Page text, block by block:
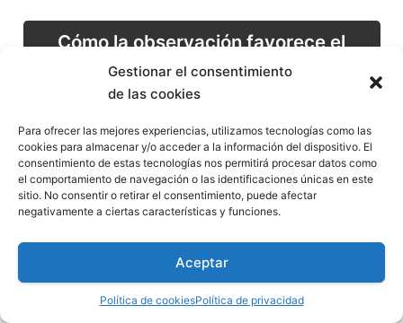
Gestionar el consentimiento
de las cookies
Para ofrecer las mejores experiencias, utilizamos tecnologías como las
cookies para almacenar y/o acceder a la información del dispositivo. El
consentimiento de estas tecnologías nos permitirá procesar datos como
el comportamiento de navegación o las identificaciones únicas en este
sitio. No consentir o retirar el consentimiento, puede afectar
negativamente a ciertas características y funciones.
Aceptar
Política de cookiesPolítica de privacidad
Cómo la‌ observación favorece el
desarrollo de la creatividad
desarrollo de la⁢ creatividad . A⁢ través de la
observación cuidadosa y detallada de nuestro
entorno, ⁣podemos⁤ captar pequeños detalles,⁢
patrones⁣ y conexiones que pasan
desapercibidos ⁤para la‍ mayoría. Esta ⁣práctica
nos permite expandir nuestra perspectiva y
pensar⁣ fuera de lo ⁣convencional. Al prestar